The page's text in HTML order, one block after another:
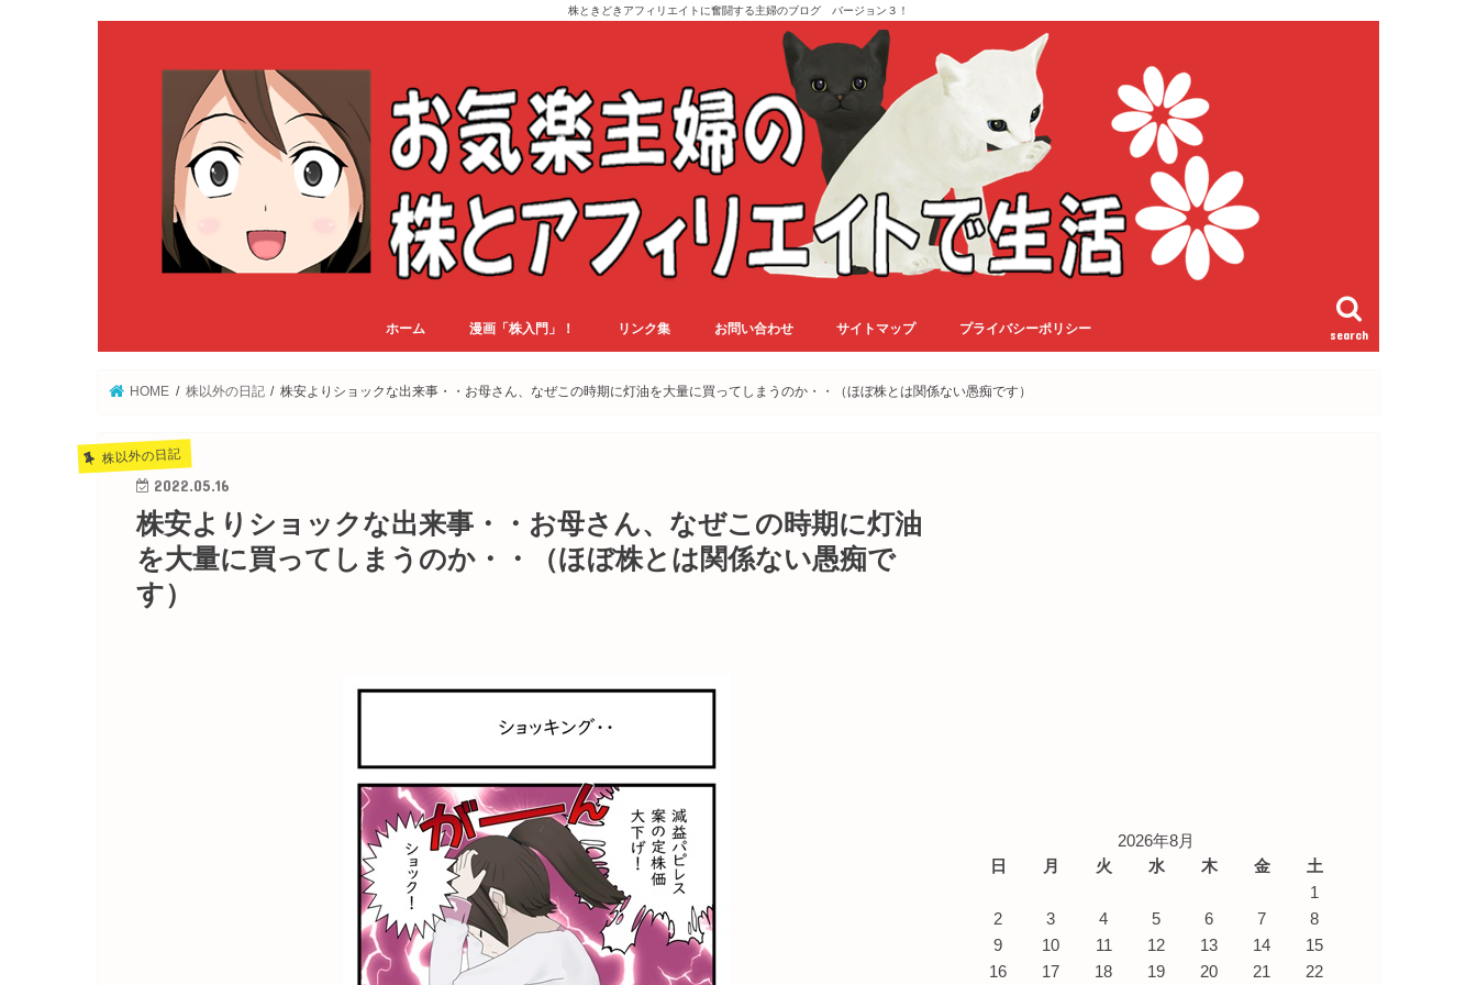
株ときどきアフィリエイトに奮闘する主婦のブログ バージョン３！
search
ホーム 漫画「株入門」！ リンク集 お問い合わせ サイトマップ プライバシーポリシー
HOME 株以外の日記 株安よりショックな出来事・・お母さん、なぜこの時期に灯油を大量に買ってしまうのか・・（ほぼ株とは関係ない愚痴です）
株以外の日記
2022.05.16
株安よりショックな出来事・・お母さん、なぜこの時期に灯油
を大量に買ってしまうのか・・（ほぼ株とは関係ない愚痴で
す）
2026年8月
日
月 火 水 木 金
土
1
2
3 4 5 6 7
8
9
10 11 12 13 14
15
16
17 18 19 20 21 22